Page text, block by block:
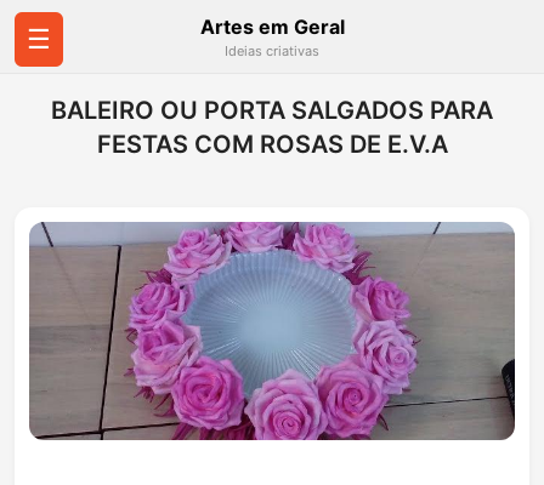
☰ Artes em Geral
Ideias criativas
BALEIRO OU PORTA SALGADOS PARA
FESTAS COM ROSAS DE E.V.A